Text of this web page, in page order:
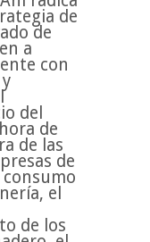
de
de
a
con
del
de
de las
de
consumo
el
de los